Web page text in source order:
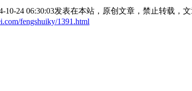
10-24 06:30:03发表在本站，原创文章，禁止转载，
fengshuiky/1391.html